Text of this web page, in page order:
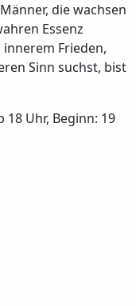
die wachsen
Essenz
Frieden,
Sinn suchst, bist
Uhr, Beginn: 19